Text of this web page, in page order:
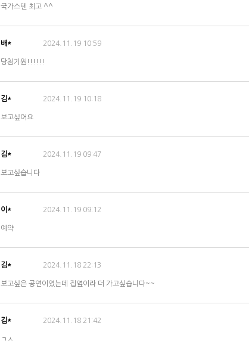
국가스텐 최고 ^^
배* 2024.11.19 10:59
당첨기원!!!!!!
김* 2024.11.19 10:18
보고싶어요
김* 2024.11.19 09:47
보고싶습니다
이* 2024.11.19 09:12
예약
김* 2024.11.18 22:13
보고싶은 공연이였는데 집옆이라 더 가고싶습니다~~
김* 2024.11.18 21:42
ㄱㅅ